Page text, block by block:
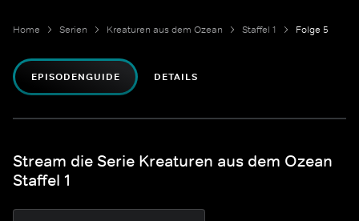
Home Serien Kreaturen aus dem Ozean Staffel 1 Folge 5
EPISODENGUIDE DETAILS
Stream die Serie Kreaturen aus dem Ozean
Staffel 1